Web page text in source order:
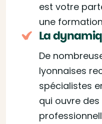
est votre
une
La
De
lyonnaises
spécialistes
qui ouvre